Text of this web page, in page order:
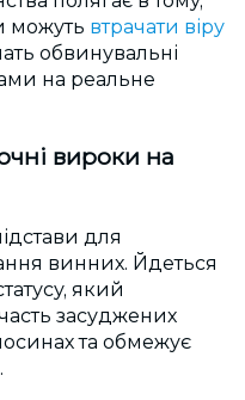
можуть втрачати віру
обвинувальні
на реальне
вироки на
для
винних. Йдеться
який
засуджених
та обмежує